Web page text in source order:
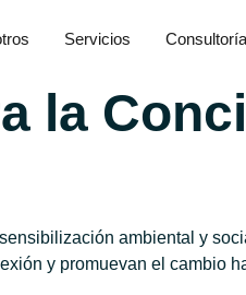
Servicios Consultoría
la
ambiental y
y promuevan el cambio